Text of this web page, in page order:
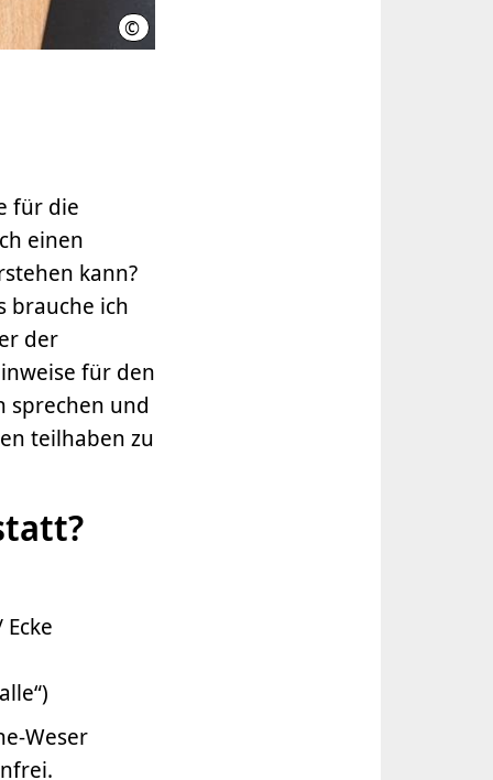
© LHH
für die
einen
kann?
brauche ich
der
für den
sprechen und
teilhaben zu
Weser